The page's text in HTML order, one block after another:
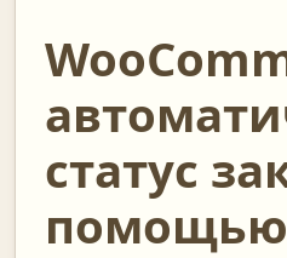
статус
помощью